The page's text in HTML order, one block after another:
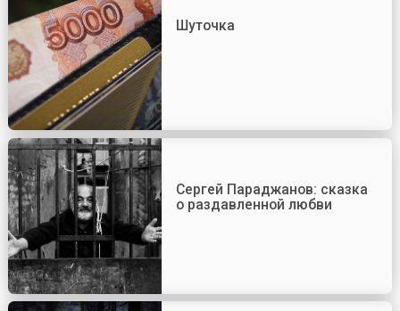
Шуточка
Сергей Параджанов: сказка
о раздавленной любви